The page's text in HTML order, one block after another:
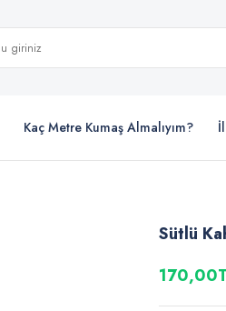
Kaç Metre Kumaş Almalıyım?
Sütlü